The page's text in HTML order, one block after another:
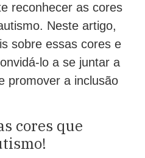
reconhecer as cores
Neste artigo,
sobre essas cores e
lo a se juntar a
promover a inclusão
cores que